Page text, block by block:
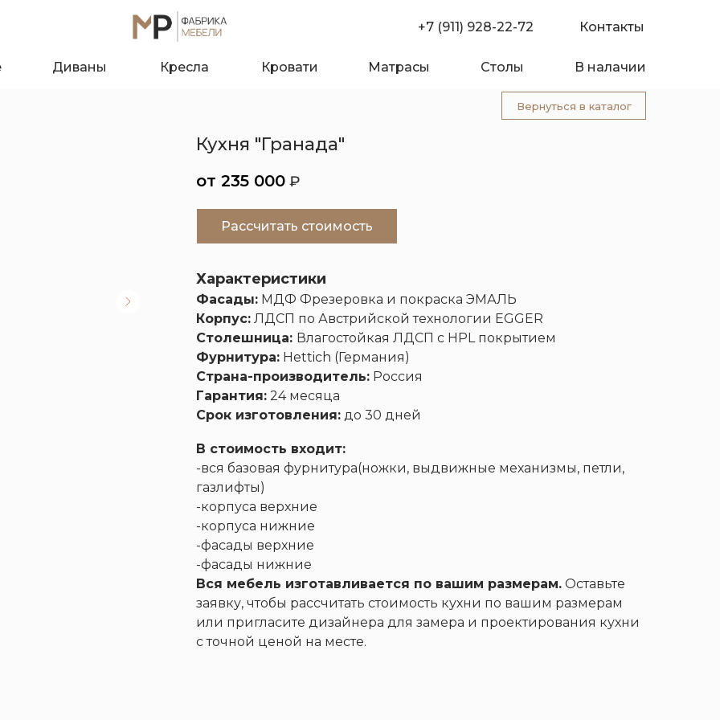
+7 (911) 928-22-72
О компании Покупателю
Кровати
Матрасы
Диваны Кресла Кровати Матрасы Столы В налачии
Контакты
+7 (911) 928-22-72
Вернуться в каталог
Кухня "Гранада"
235 000 ₽
Рассчитать стоимость
Характеристики
Фасады: МДФ Фрезеровка и покраска ЭМАЛЬ
Корпус: ЛДСП по Австрийской технологии EGGER
Столешница: Влагостойкая ЛДСП с HPL покрытием
Фурнитура: Hettich (Германия)
Страна-производитель: Россия
Гарантия: 24 месяца
Срок изготовления: до 30 дней
В стоимость входит:
-вся базовая фурнитура(ножки, выдвижные механизмы, петли,
газлифты)
-корпуса верхние
-корпуса нижние
-фасады верхние
-фасады нижние
Вся мебель изготавливается по вашим размерам. Оставьте
заявку, чтобы рассчитать стоимость кухни по вашим размерам
или пригласите дизайнера для замера и проектирования кухни
с точной ценой на месте.